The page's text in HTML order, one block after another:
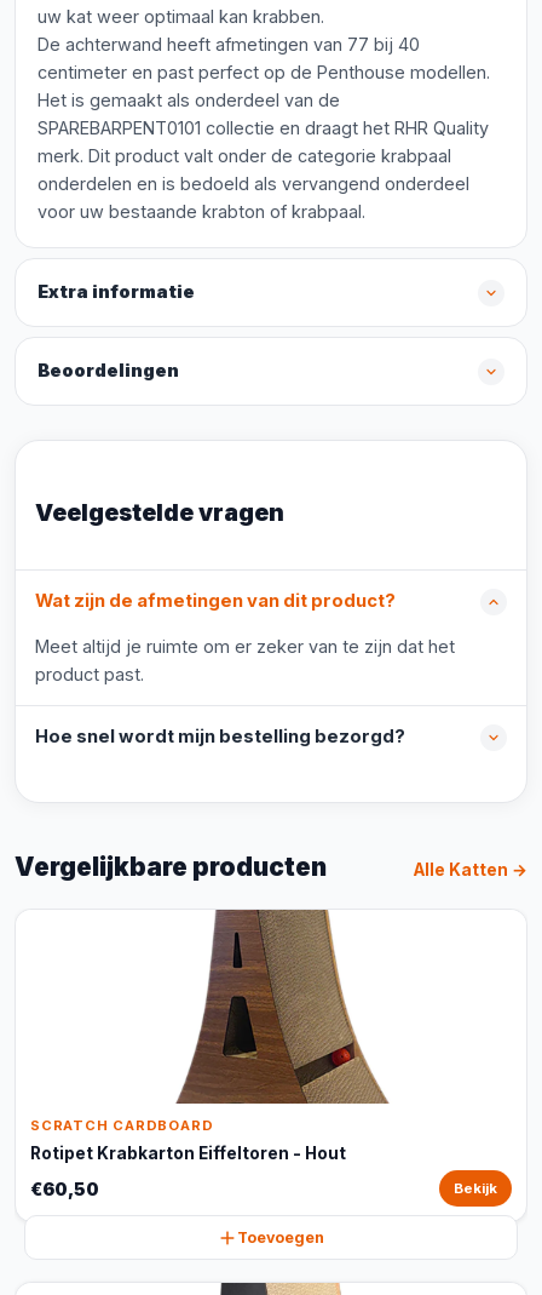
uw kat weer optimaal kan krabben.
De achterwand heeft afmetingen van 77 bij 40
centimeter en past perfect op de Penthouse modellen.
Het is gemaakt als onderdeel van de
SPAREBARPENT0101 collectie en draagt het RHR Quality
merk. Dit product valt onder de categorie krabpaal
onderdelen en is bedoeld als vervangend onderdeel
voor uw bestaande krabton of krabpaal.
Extra informatie
Beoordelingen
Veelgestelde vragen
Wat zijn de afmetingen van dit product?
Meet altijd je ruimte om er zeker van te zijn dat het
product past.
Hoe snel wordt mijn bestelling bezorgd?
Vergelijkbare producten Alle Katten →
SCRATCH CARDBOARD
Rotipet Krabkarton Eiffeltoren - Hout
€60,50 Bekijk
Toevoegen